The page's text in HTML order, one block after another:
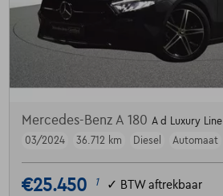
Mercedes-Benz A 180 A d Luxury Line
03/2024
36.712 km Diesel Automaat
€25.450 1 ✓ BTW aftrekbaar